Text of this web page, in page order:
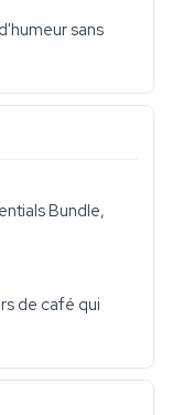
sans
Bundle,
de café qui